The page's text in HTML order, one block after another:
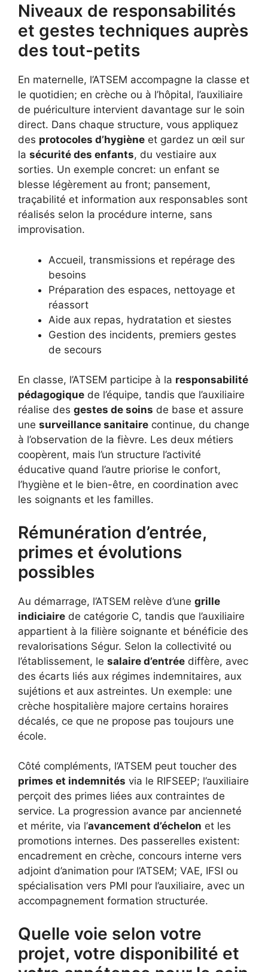
Niveaux de responsabilités
et gestes techniques auprès
des tout-petits
En maternelle, l’ATSEM accompagne la classe et
le quotidien; en crèche ou à l’hôpital, l’auxiliaire
de puériculture intervient davantage sur le soin
direct. Dans chaque structure, vous appliquez
des protocoles d’hygiène et gardez un œil sur
la sécurité des enfants, du vestiaire aux
sorties. Un exemple concret: un enfant se
blesse légèrement au front; pansement,
traçabilité et information aux responsables sont
réalisés selon la procédure interne, sans
improvisation.
Accueil, transmissions et repérage des
besoins
Préparation des espaces, nettoyage et
réassort
Aide aux repas, hydratation et siestes
Gestion des incidents, premiers gestes
de secours
En classe, l’ATSEM participe à la responsabilité
pédagogique de l’équipe, tandis que l’auxiliaire
réalise des gestes de soins de base et assure
une surveillance sanitaire continue, du change
à l’observation de la fièvre. Les deux métiers
coopèrent, mais l’un structure l’activité
éducative quand l’autre priorise le confort,
l’hygiène et le bien-être, en coordination avec
les soignants et les familles.
Rémunération d’entrée,
primes et évolutions
possibles
Au démarrage, l’ATSEM relève d’une grille
indiciaire de catégorie C, tandis que l’auxiliaire
appartient à la filière soignante et bénéficie des
revalorisations Ségur. Selon la collectivité ou
l’établissement, le salaire d’entrée diffère, avec
des écarts liés aux régimes indemnitaires, aux
sujétions et aux astreintes. Un exemple: une
crèche hospitalière majore certains horaires
décalés, ce que ne propose pas toujours une
école.
Côté compléments, l’ATSEM peut toucher des
primes et indemnités via le RIFSEEP; l’auxiliaire
perçoit des primes liées aux contraintes de
service. La progression avance par ancienneté
et mérite, via l’avancement d’échelon et les
promotions internes. Des passerelles existent:
encadrement en crèche, concours interne vers
adjoint d’animation pour l’ATSEM; VAE, IFSI ou
spécialisation vers PMI pour l’auxiliaire, avec un
accompagnement formation structurée.
Quelle voie selon votre
projet, votre disponibilité et